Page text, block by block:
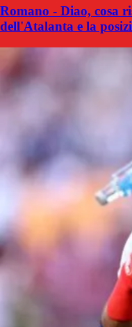
Romano - Diao, cosa
dell'Atalanta e la